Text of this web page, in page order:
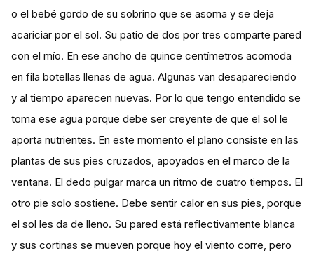
o el bebé gordo de su sobrino que se asoma y se deja
acariciar por el sol. Su patio de dos por tres comparte pared
con el mío. En ese ancho de quince centímetros acomoda
en fila botellas llenas de agua. Algunas van desapareciendo
y al tiempo aparecen nuevas. Por lo que tengo entendido se
toma ese agua porque debe ser creyente de que el sol le
aporta nutrientes. En este momento el plano consiste en las
plantas de sus pies cruzados, apoyados en el marco de la
ventana. El dedo pulgar marca un ritmo de cuatro tiempos. El
otro pie solo sostiene. Debe sentir calor en sus pies, porque
el sol les da de lleno. Su pared está reflectivamente blanca
y sus cortinas se mueven porque hoy el viento corre, pero